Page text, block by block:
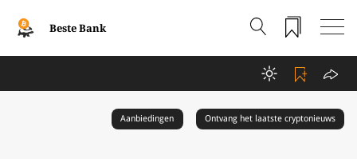
Beste Bank
Aanbiedingen Ontvang het laatste cryptonieuws